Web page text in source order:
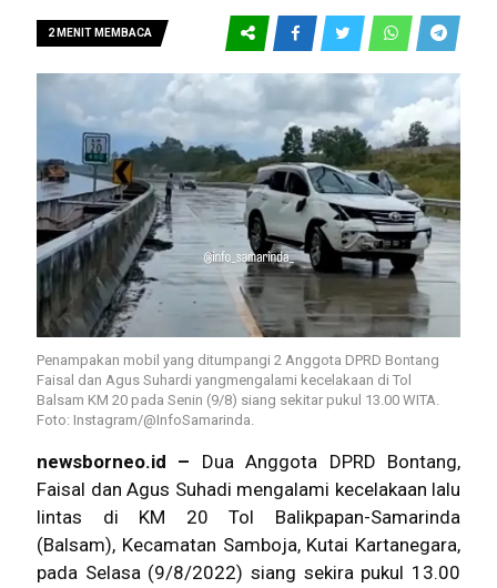
2 MENIT MEMBACA
Penampakan mobil yang ditumpangi 2 Anggota DPRD Bontang
Faisal dan Agus Suhardi yangmengalami kecelakaan di Tol
Balsam KM 20 pada Senin (9/8) siang sekitar pukul 13.00 WITA.
Foto: Instagram/@InfoSamarinda.
newsborneo.id – Dua Anggota DPRD Bontang,
Faisal dan Agus Suhadi mengalami kecelakaan lalu
lintas di KM 20 Tol Balikpapan-Samarinda
(Balsam), Kecamatan Samboja, Kutai Kartanegara,
pada Selasa (9/8/2022) siang sekira pukul 13.00